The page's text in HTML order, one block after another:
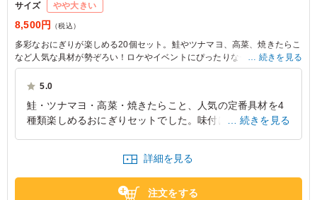
サイズ やや大きい
8,500円 （税込）
多彩なおにぎりが楽しめる20個セット。鮭やツナマヨ、高菜、焼きたらこ
など人気な具材が勢ぞろい！ロケやイベントにぴったりな一品です。板五
米店-旅とお結び-自慢の味をぜひご堪能ください。
続きを見る
5.0
鮭・ツナマヨ・高菜・焼きたらこと、人気の定番具材を4
種類楽しめるおにぎりセットでした。味付けはどれもちょ
東京都杉並区高円寺北2026/07/10
続きを見る
詳細を見る
注文をする